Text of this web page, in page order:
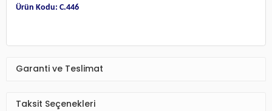
Ürün Kodu: C.446
Garanti ve Teslimat
Taksit Seçenekleri